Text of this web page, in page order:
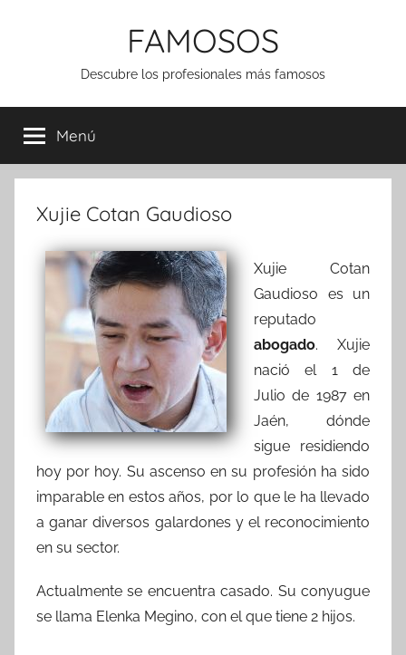
FAMOSOS
Descubre los profesionales más famosos
Menú
Xujie Cotan Gaudioso
Xujie Cotan
Gaudioso es un
reputado
abogado. Xujie
nació el 1 de
Julio de 1987 en
Jaén, dónde
sigue residiendo
hoy por hoy. Su ascenso en su profesión ha sido
imparable en estos años, por lo que le ha llevado
a ganar diversos galardones y el reconocimiento
en su sector.
Actualmente se encuentra casado. Su conyugue
se llama Elenka Megino, con el que tiene 2 hijos.